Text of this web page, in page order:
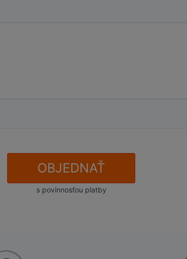
OBJEDNAŤ
s povinnosťou platby